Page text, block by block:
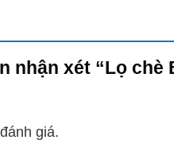
nhận xét “Lọ chè
giá.